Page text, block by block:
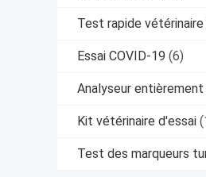
Test rapide vétérinaire
Essai COVID-19 (6)
Analyseur
Kit vétérinaire d'essai
Test des marqueurs